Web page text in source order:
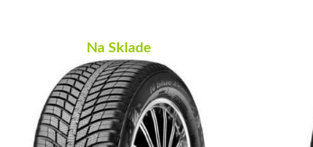
Na Sklade